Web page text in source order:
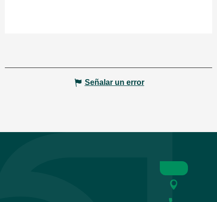
Señalar un error